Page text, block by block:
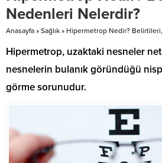
Nedenleri Nelerdir?
Anasayfa » Sağlık » Hipermetrop Nedir?
Hipermetrop, uzaktaki nesneler net
nesnelerin bulanık göründüğü
görme sorunudur.